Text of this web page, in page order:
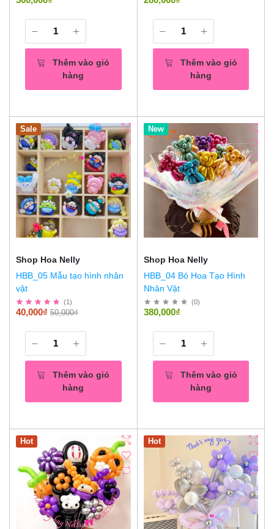
Thêm vào giỏ
hàng
Thêm vào giỏ
hàng
Sale
Shop Hoa Nelly
HBB_05 Mẫu tạo hình nhân
vật
(1 )
50,000₫
40,000₫
Thêm vào giỏ
hàng
New
Shop Hoa Nelly
HBB_04 Bó Hoa Tạo Hình
Nhân Vật
(0)
380,000₫
Thêm vào giỏ
hàng
Hot Hot